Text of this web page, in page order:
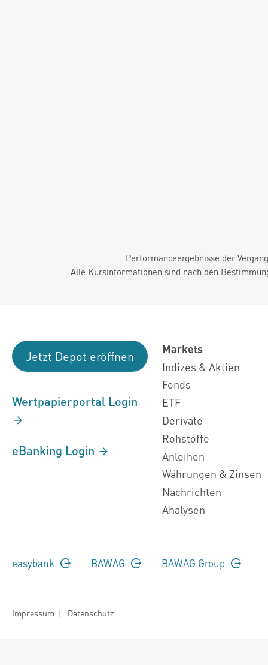
Performanceergebnisse der
Alle Kursinformationen sind nach den
Jetzt Depot eröffnen
Wertpapierportal Login
eBanking Login
Markets
Indizes & Aktien
Fonds
ETF
Derivate
Rohstoffe
Anleihen
Währungen & Zinsen
Nachrichten
Analysen
easybank BAWAG BAWAG Group
Impressum | Datenschutz